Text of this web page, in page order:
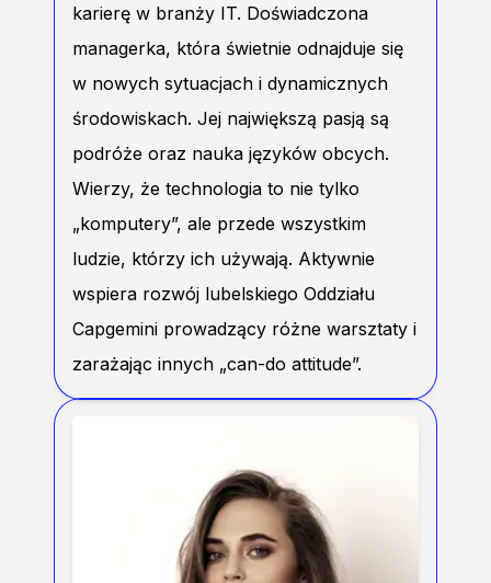
karierę w branży IT. Doświadczona
managerka, która świetnie odnajduje się
w nowych sytuacjach i dynamicznych
środowiskach. Jej największą pasją są
podróże oraz nauka języków obcych.
Wierzy, że technologia to nie tylko
„komputery”, ale przede wszystkim
ludzie, którzy ich używają. Aktywnie
wspiera rozwój lubelskiego Oddziału
Capgemini prowadzący różne warsztaty i
zarażając innych „can-do attitude”.